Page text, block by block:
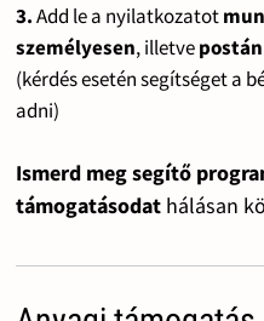
3.Add le a nyilatkozatot
személyesen, illetvepostán
(kérdés esetén segítséget a
adni)
Ismerd meg segítő
támogatásodat hálásan